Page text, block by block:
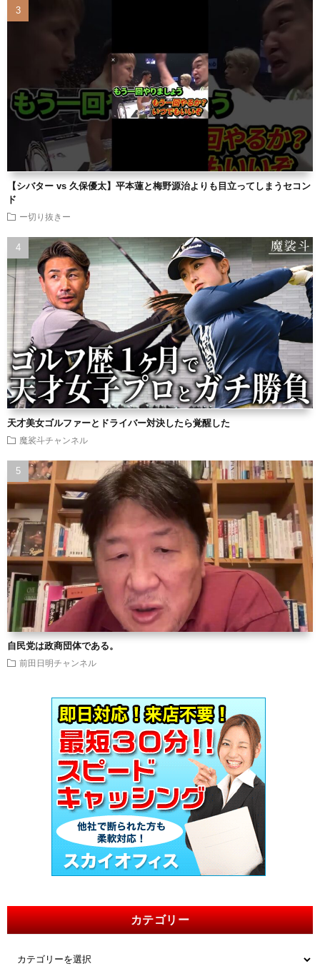
【シバター vs 久保優太】平本蓮と梅野源治よりも目立ってしまうセコン
ド
ー切り抜きー
天才美女ゴルファーとドライバー対決したら覚醒した
魔裟斗チャンネル
自民党は政商団体である。
前田日明チャンネル
カテゴリー